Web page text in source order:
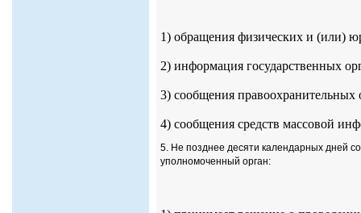
1) обращения физических и (или)
2) информация государственных
3) сообщения правоохранительных
4) сообщения средств массовой
5. Не позднее десяти календарных дней
уполномоченный орган: